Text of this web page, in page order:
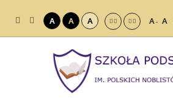
A A A A- A